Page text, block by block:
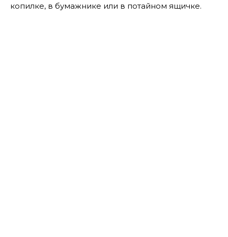
копилке, в бумажнике или в потайном ящичке.